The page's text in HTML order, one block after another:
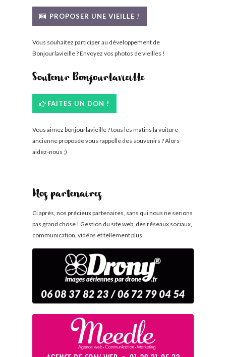
PROPOSER UNE VIEILLE !
Vous souhaitez participer au développement de
Bonjourlavieille ? Envoyez vos photos de vieilles !
Soutenir Bonjourlavieille
FAITES UN DON !
Vous aimez bonjourlavieille ? tous les matins la voiture
ancienne proposée vous rappelle des souvenirs ? Alors
aidez-nous ;)
Nos partenaires
Ci après, nos précieux partenaires, sans qui nous ne serions
pas grand chose ! Gestion du site web, des réseaux sociaux,
communication, vidéos et tellement plus.